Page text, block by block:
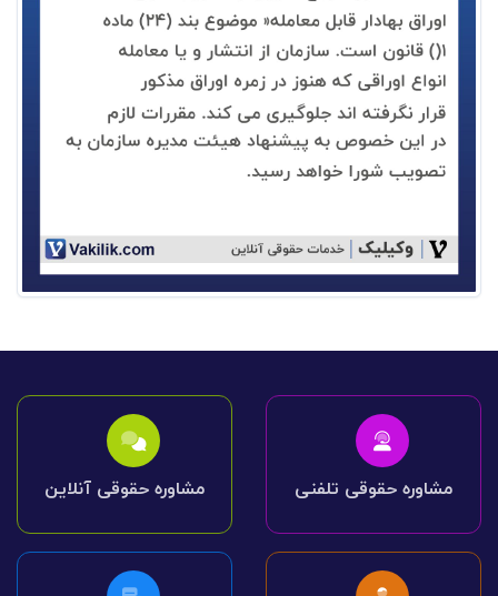
مشاوره حقوقی تلفنی مشاوره حقوقی آنلاین